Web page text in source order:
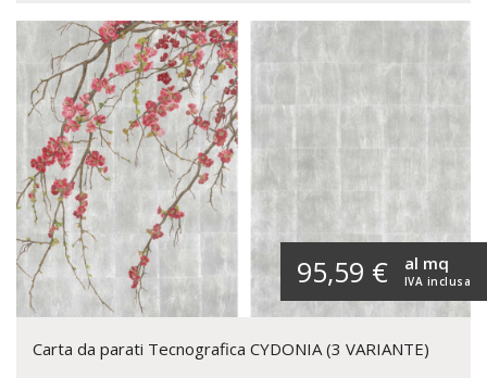
95,59 € IVA inclusa
al mq
Carta da parati Tecnografica CYDONIA (3 VARIANTE)